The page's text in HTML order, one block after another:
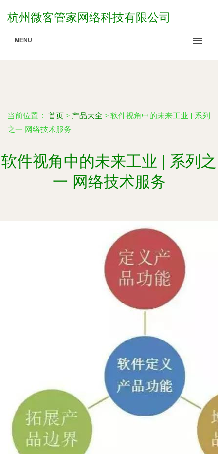
杭州微客管家网络科技有限公司
MENU
当前位置： 首页 > 产品大全 > 软件视角中的未来工业 | 系列
之一 网络技术服务
软件视角中的未来工业 | 系列之
一 网络技术服务